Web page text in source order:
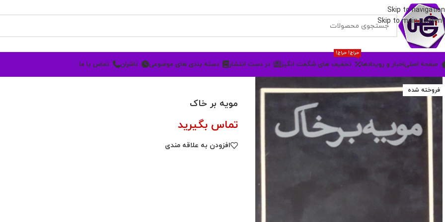
Skip to navigation
Skip to main content
صفحه اصلیاخبار و رویدادها تخفیف های شگفت انگیز
حراج! حراج!
در دست انتشار دسته بندی های موضوعی ناشران تماس با ما
فروخته شده
مویه بر خاک
تماس بگیرید
افزودن به علاقه مندی